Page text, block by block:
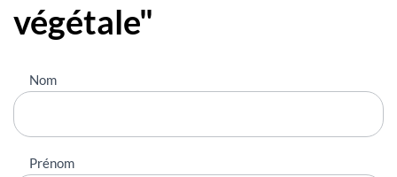
végétale"
Nous
contacter
Nom
Prénom